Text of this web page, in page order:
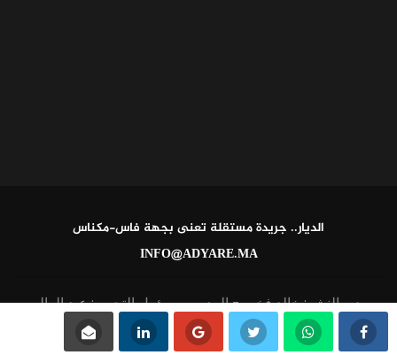
الديار.. جريدة مستقلة تعنى بجهة فاس-مكناس
INFO@ADYARE.MA
مدير النشر: خالد فخير - المدير ومسؤول التحرير: عبد العالي
القاطي